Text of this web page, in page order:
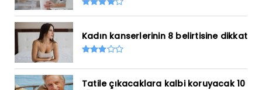
Kadın kanserlerinin 8 belirtisine dikkat
Tatile çıkacaklara kalbi koruyacak 10